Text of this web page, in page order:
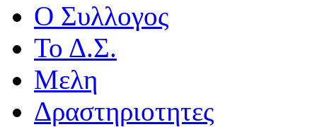
Ο Συλλογος
Το Δ.Σ.
Μελη
Δραστηριοτητες